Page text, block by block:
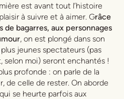
est avant tout l’histoire
à suivre et à aimer. Grâce
de bagarres, aux personnages
, on est plongé dans son
jeunes spectateurs (pas
selon moi) seront enchantés !
profonde : on parle de la
de celle de rester. On aborde
se heurte parfois aux